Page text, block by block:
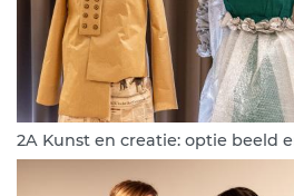
2A Kunst en creatie: optie beeld